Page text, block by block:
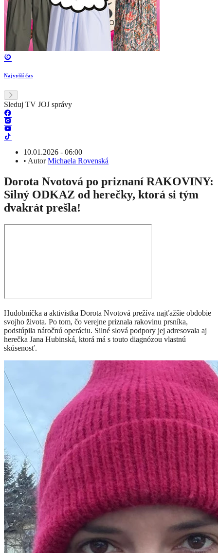
Najvyšší čas
Sleduj TV JOJ správy
10.01.2026 - 06:00
• AutorMichaela Rovenská
Dorota Nvotová po priznaní RAKOVINY:
Silný ODKAZ od herečky, ktorá si tým
dvakrát prešla!
Hudobníčka a aktivistka Dorota Nvotová prežíva najťažšie obdobie
svojho života. Po tom, čo verejne priznala rakovinu prsníka,
podstúpila náročnú operáciu. Silné slová podpory jej adresovala aj
herečka Jana Hubinská, ktorá má s touto diagnózou vlastnú
skúsenosť.